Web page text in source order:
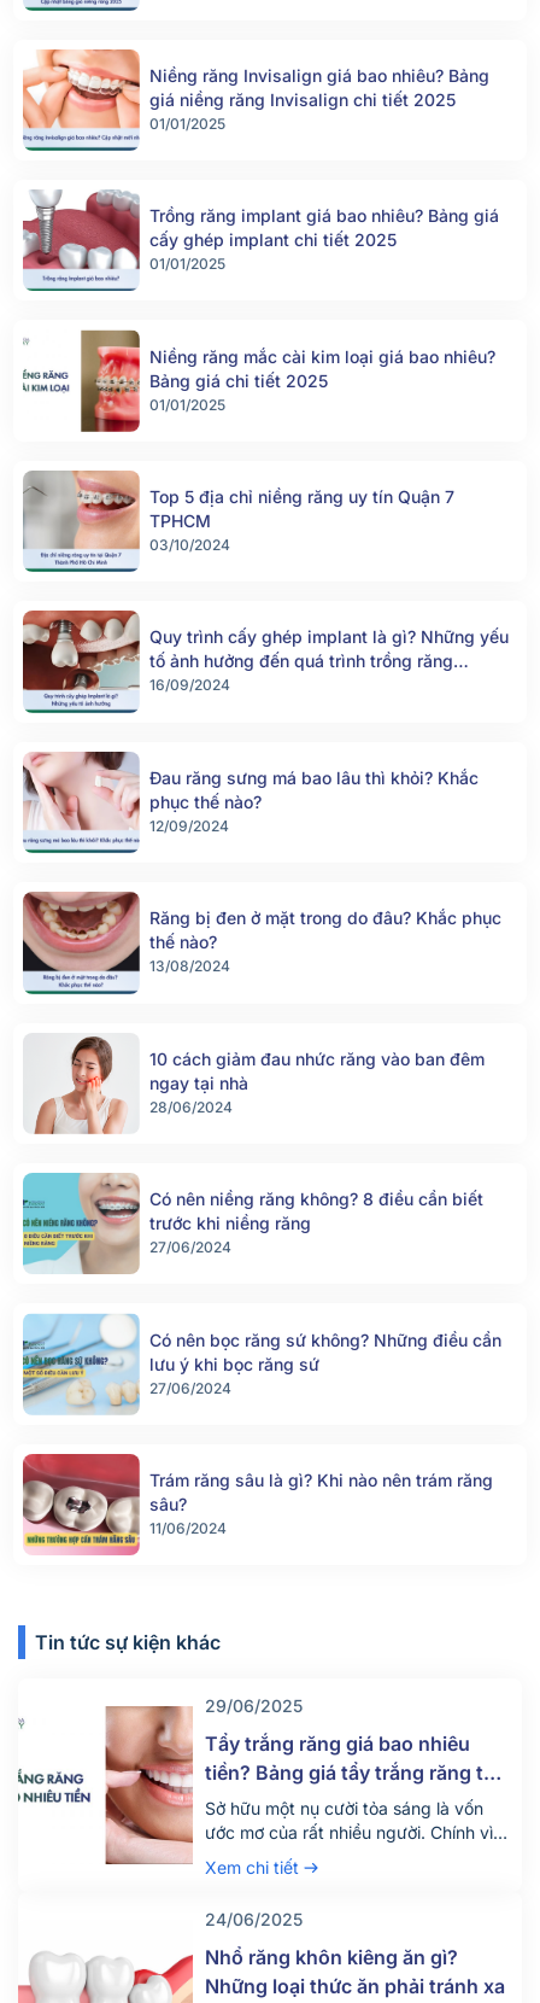
Niềng răng Invisalign giá bao nhiêu? Bảng
giá niềng răng Invisalign chi tiết 2025
01/01/2025
Trồng răng implant giá bao nhiêu? Bảng giá
cấy ghép implant chi tiết 2025
01/01/2025
Niềng răng mắc cài kim loại giá bao nhiêu?
Bảng giá chi tiết 2025
01/01/2025
Top 5 địa chỉ niềng răng uy tín Quận 7
TPHCM
03/10/2024
Quy trình cấy ghép implant là gì? Những yếu
tố ảnh hưởng đến quá trình trồng răng
implant
16/09/2024
Đau răng sưng má bao lâu thì khỏi? Khắc
phục thế nào?
12/09/2024
Răng bị đen ở mặt trong do đâu? Khắc phục
thế nào?
13/08/2024
10 cách giảm đau nhức răng vào ban đêm
ngay tại nhà
28/06/2024
Có nên niềng răng không? 8 điều cần biết
trước khi niềng răng
27/06/2024
Có nên bọc răng sứ không? Những điều cần
lưu ý khi bọc răng sứ
27/06/2024
Trám răng sâu là gì? Khi nào nên trám răng
sâu?
11/06/2024
Tin tức sự kiện khác
29/06/2025
Tẩy trắng răng giá bao nhiêu
tiền? Bảng giá tẩy trắng răng tại
nha khoa mới nhất 2025
Sở hữu một nụ cười tỏa sáng là vốn
ước mơ của rất nhiều người. Chính vì
vậy hiện nay có rất nhiều người tìm
đến dịch vụ tẩy trắng răng để thỏa
trắng răng giá bao nhiêu tiền? Quy
trình diễn ra dịch vụ này như […]
Xem chi tiết
24/06/2025
Nhổ răng khôn kiêng ăn gì?
Những loại thức ăn phải tránh xa